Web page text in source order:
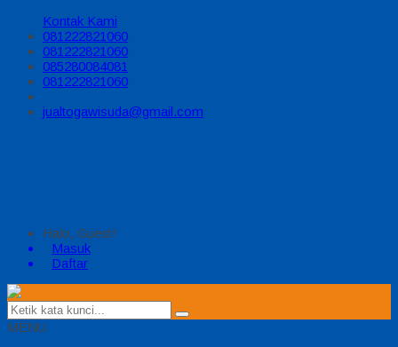
Kontak Kami
081222821060
081222821060
085280084081
081222821060
jualtogawisuda@gmail.com
Halo, Guest!
Masuk
Daftar
MENU